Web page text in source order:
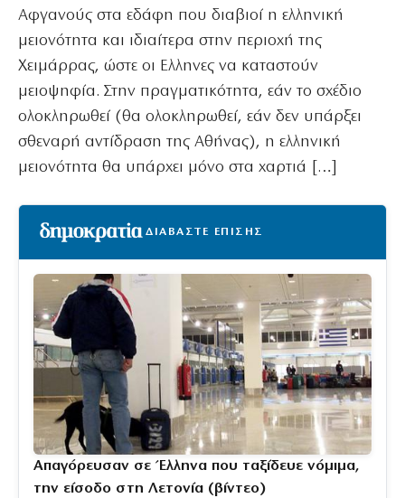
Αφγανούς στα εδάφη που διαβιοί η ελληνική
μειονότητα και ιδιαίτερα στην περιοχή της
Χειμάρρας, ώστε οι Ελληνες να καταστούν
μειοψηφία. Στην πραγματικότητα, εάν το σχέδιο
ολοκληρωθεί (θα ολοκληρωθεί, εάν δεν υπάρξει
σθεναρή αντίδραση της Αθήνας), η ελληνική
μειονότητα θα υπάρχει μόνο στα χαρτιά […]
ΔΙΑΒΑΣΤΕ ΕΠΙΣΗΣ
Απαγόρευσαν σε Έλληνα που ταξίδευε νόμιμα,
την είσοδο στη Λετονία (βίντεο)